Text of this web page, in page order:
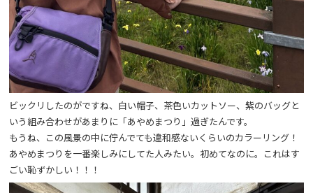
ビックリしたのがですね、白い帽子、茶色いカットソー、紫のバッグと
いう組み合わせがあまりに「あやめまつり」過ぎたんです。
もうね、この風景の中に佇んでても違和感ないくらいのカラーリング！
あやめまつりを一番楽しみにしてた人みたい。初めてなのに。これはす
ごい恥ずかしい！！！